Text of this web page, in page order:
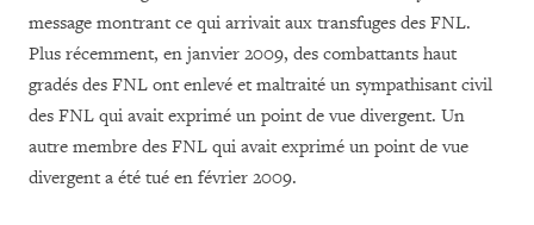
message montrant ce qui arrivait aux transfuges des FNL.
Plus récemment, en janvier 2009, des combattants haut
gradés des FNL ont enlevé et maltraité un sympathisant civil
des FNL qui avait exprimé un point de vue divergent. Un
autre membre des FNL qui avait exprimé un point de vue
divergent a été tué en février 2009.